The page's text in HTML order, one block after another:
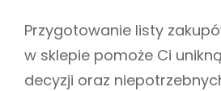
Przygotowanie listy
w sklepie pomoże Ci
decyzji oraz